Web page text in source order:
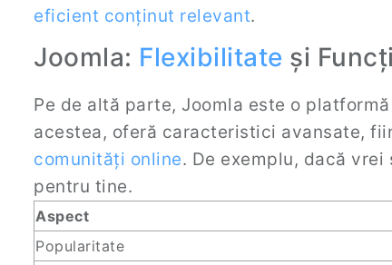
eficient conținut relevant.
Joomla: Flexibilitate și
Pe de altă parte, Joomla este o
acestea, oferă caracteristici avansate,
comunități online. De exemplu, dacă
pentru tine.
Aspect
Popularitate